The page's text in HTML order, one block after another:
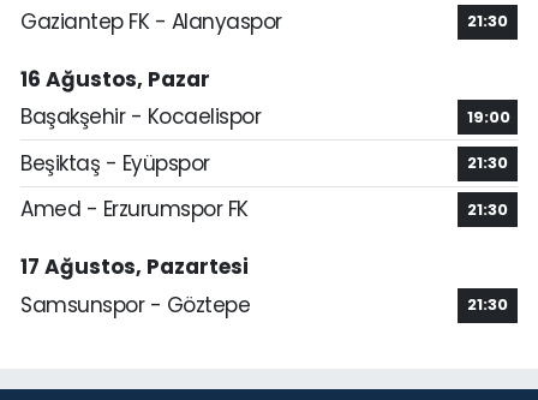
Gaziantep FK - Alanyaspor 21:30
16 Ağustos, Pazar
Başakşehir - Kocaelispor
19:00
Beşiktaş - Eyüpspor 21:30
Amed - Erzurumspor FK 21:30
17 Ağustos, Pazartesi
Samsunspor - Göztepe
21:30